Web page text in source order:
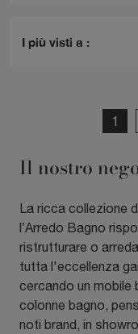
I più visti a :
1
Il nostro
La ricca collezione
l’Arredo Bagno
ristrutturare o
tutta l'eccellenza
cercando un
colonne bagno,
noti brand, in